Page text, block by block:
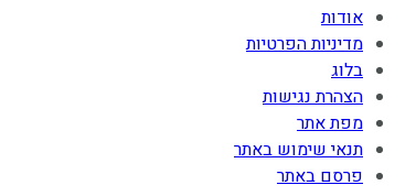
אודות
מדיניות הפרטיות
בלוג
הצהרת נגישות
מפת אתר
תנאי שימוש באתר
פרסם באתר